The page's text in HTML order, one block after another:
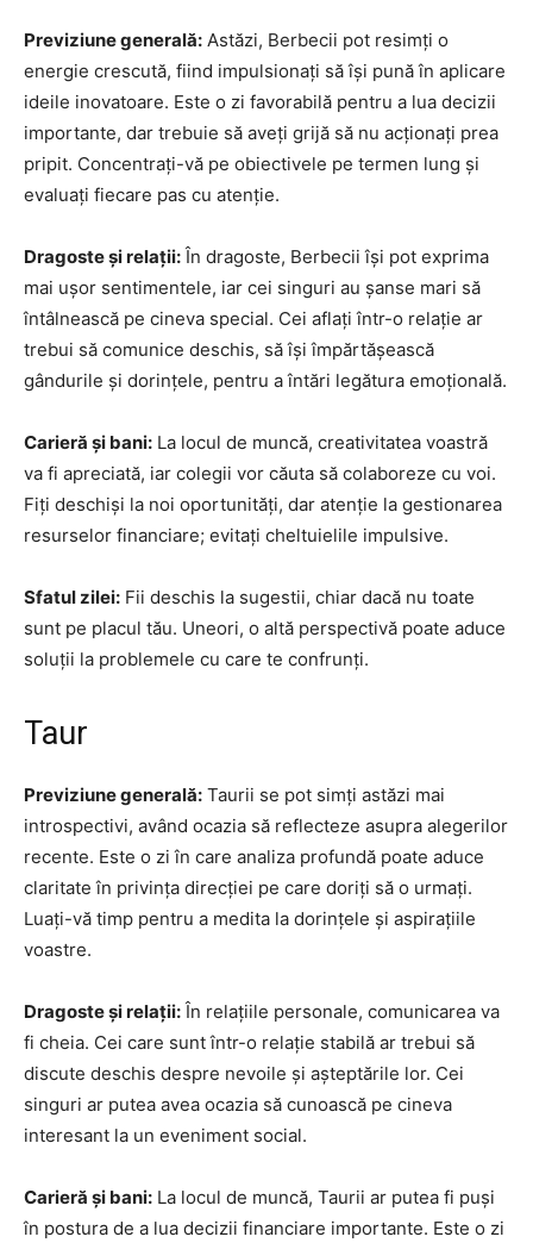
Previziune generală: Astăzi, Berbecii pot resimți o
energie crescută, fiind impulsionați să își pună în aplicare
ideile inovatoare. Este o zi favorabilă pentru a lua decizii
importante, dar trebuie să aveți grijă să nu acționați prea
pripit. Concentrați-vă pe obiectivele pe termen lung și
evaluați fiecare pas cu atenție.
Dragoste și relații: În dragoste, Berbecii își pot exprima
mai ușor sentimentele, iar cei singuri au șanse mari să
întâlnească pe cineva special. Cei aflați într-o relație ar
trebui să comunice deschis, să își împărtășească
gândurile și dorințele, pentru a întări legătura emoțională.
Carieră și bani: La locul de muncă, creativitatea voastră
va fi apreciată, iar colegii vor căuta să colaboreze cu voi.
Fiți deschiși la noi oportunități, dar atenție la gestionarea
resurselor financiare; evitați cheltuielile impulsive.
Sfatul zilei: Fii deschis la sugestii, chiar dacă nu toate
sunt pe placul tău. Uneori, o altă perspectivă poate aduce
soluții la problemele cu care te confrunți.
Taur
Previziune generală: Taurii se pot simți astăzi mai
introspectivi, având ocazia să reflecteze asupra alegerilor
recente. Este o zi în care analiza profundă poate aduce
claritate în privința direcției pe care doriți să o urmați.
Luați-vă timp pentru a medita la dorințele și aspirațiile
voastre.
Dragoste și relații: În relațiile personale, comunicarea va
fi cheia. Cei care sunt într-o relație stabilă ar trebui să
discute deschis despre nevoile și așteptările lor. Cei
singuri ar putea avea ocazia să cunoască pe cineva
interesant la un eveniment social.
Carieră și bani: La locul de muncă, Taurii ar putea fi puși
în postura de a lua decizii financiare importante. Este o zi